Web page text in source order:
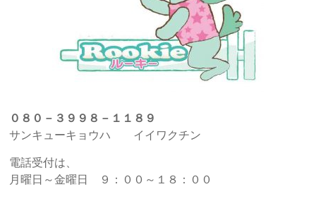
０８０－３９９８－１１８９
サンキューキョウハ イイワクチン
電話受付は、
月曜日～金曜日 ９：００～１８：００